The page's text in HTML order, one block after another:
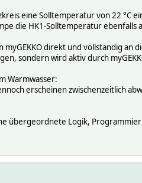
eine Solltemperatur von 22 °C
die HK1-Solltemperatur ebenfalls
myGEKKO direkt und vollständig
sondern wird aktiv durch
Warmwasser:
erscheinen zwischenzeitlich
übergeordnete Logik,